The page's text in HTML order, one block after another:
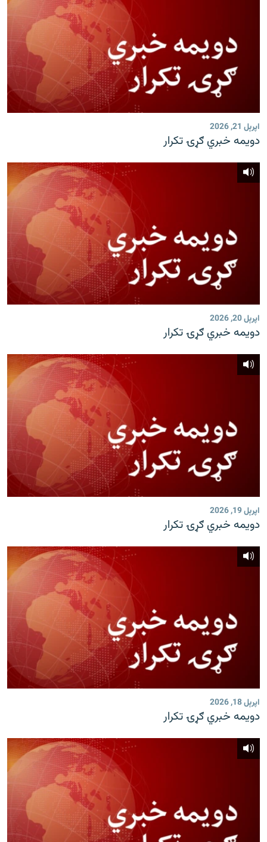
اپرېل 21, 2026
دویمه خبري ګړۍ تکرار
اپرېل 20, 2026
دویمه خبري ګړۍ تکرار
اپرېل 19, 2026
دویمه خبري ګړۍ تکرار
اپرېل 18, 2026
دویمه خبري ګړۍ تکرار